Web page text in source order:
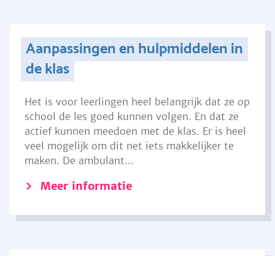
Aanpassingen en hulpmiddelen in
de klas
Het is voor leerlingen heel belangrijk dat ze op
school de les goed kunnen volgen. En dat ze
actief kunnen meedoen met de klas. Er is heel
veel mogelijk om dit net iets makkelijker te
maken. De ambulant...
Meer informatie